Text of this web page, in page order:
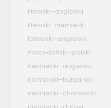
litewski–angielski
litewski–niemiecki
łotewski–angielski
macedoński–polski
niemiecki–angielski
niemiecki–bułgarski
niemiecki–chorwacki